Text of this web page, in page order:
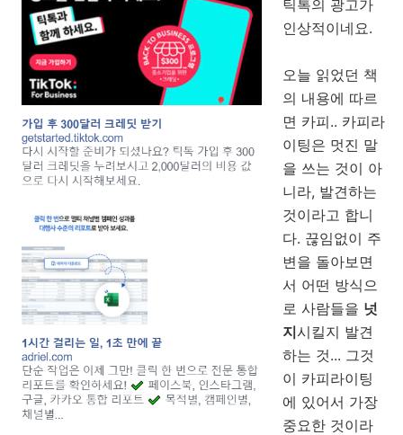
틱톡의 광고가
인상적이네요.
오늘 읽었던 책
의 내용에 따르
면 카피.. 카피라
이팅은 멋진 말
을 쓰는 것이 아
니라, 발견하는
것이라고 합니
다. 끊임없이 주
변을 돌아보면
서 어떤 방식으
로 사람들을 넛
지시킬지 발견
하는 것... 그것
이 카피라이팅
에 있어서 가장
중요한 것이라